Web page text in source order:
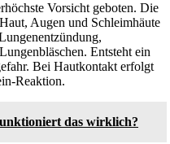
Vorsicht geboten. Die
Augen und Schleimhäute
Entsteht ein
Bei Hautkontakt erfolgt
Reaktion.
das wirklich?